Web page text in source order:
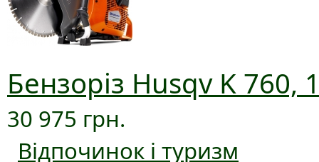
Бензоріз Husqv K 760,
30 975 грн.
Відпочинок і туризм